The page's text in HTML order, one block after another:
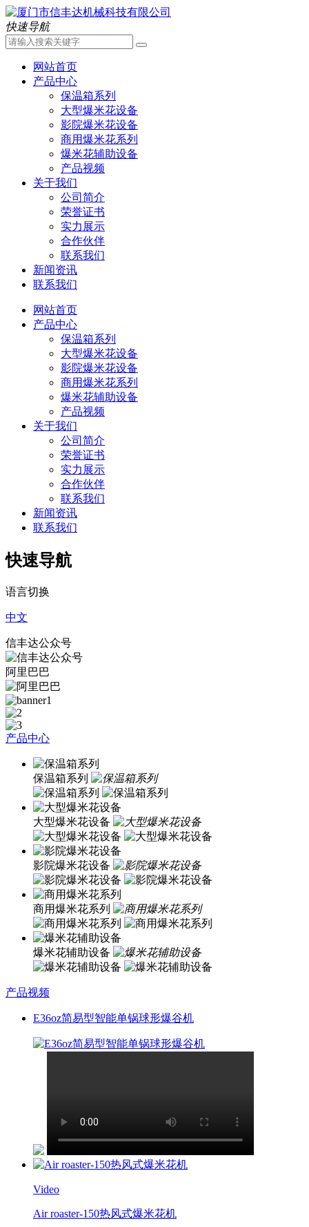
快速导航
网站首页
产品中心
保温箱系列
大型爆米花设备
影院爆米花设备
商用爆米花系列
爆米花辅助设备
产品视频
关于我们
公司简介
荣誉证书
实力展示
合作伙伴
联系我们
新闻资讯
联系我们
网站首页
产品中心
保温箱系列
大型爆米花设备
影院爆米花设备
商用爆米花系列
爆米花辅助设备
产品视频
关于我们
公司简介
荣誉证书
实力展示
合作伙伴
联系我们
新闻资讯
联系我们
快速导航
语言切换
中文
信丰达公众号
阿里巴巴
产品中心
保温箱系列
大型爆米花设备
影院爆米花设备
商用爆米花系列
爆米花辅助设备
产品视频
E36oz简易型智能单锅球形爆谷机
Video
Air roaster-150热风式爆米花机